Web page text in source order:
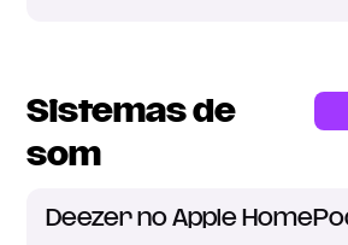
Sistemas de
som
Deezer no Apple